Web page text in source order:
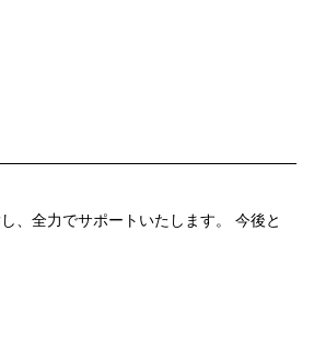
全力でサポートいたします。 今後と